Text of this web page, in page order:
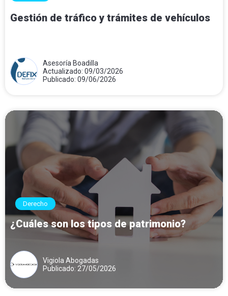
Gestión de tráfico y trámites de vehículos
Asesoría Boadilla
Actualizado: 09/03/2026
Publicado: 09/06/2026
Derecho
¿Cuáles son los tipos de patrimonio?
Vigiola Abogadas
Publicado: 27/05/2026